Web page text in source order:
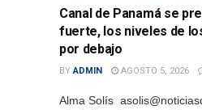
Canal de Panamá se
fuerte, los niveles de
por debajo
BY ADMIN AGOSTO 5, 2026
Alma Solís